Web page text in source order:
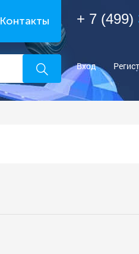
Контакты + 7 (499)
Вход